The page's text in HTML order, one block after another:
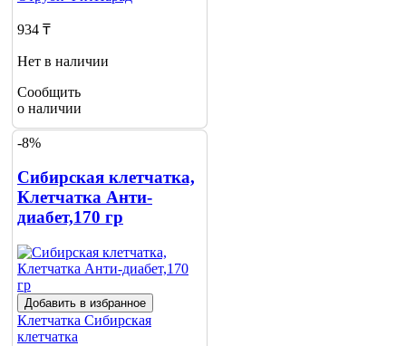
934 ₸
Нет в наличии
Сообщить
о наличии
-8%
Сибирская клетчатка,
Клетчатка Анти-
диабет,170 гр
Добавить в избранное
Клетчатка Сибирская
клетчатка